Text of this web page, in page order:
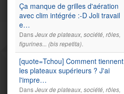
Ça manque de grilles d'aération
avec clim intégrée :-D Joli travail
e…
DansJeux de plateaux, société, rôles,
figurines... (bis repetita).
[quote=Tchou] Comment tiennent
les plateaux supérieurs ? J'ai
l'impre…
DansJeux de plateaux, société, rôles,